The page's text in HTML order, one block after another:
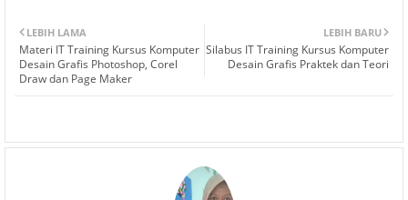
LEBIH BARU
Silabus IT Training Kursus Komputer
Desain Grafis Praktek dan Teori
LEBIH LAMA
Materi IT Training Kursus Komputer
Desain Grafis Photoshop, Corel
Draw dan Page Maker